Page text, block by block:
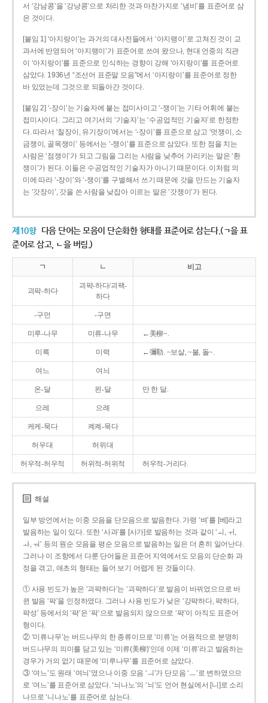
서 ‘강남콩’을 ‘강낭콩’으로 처리한 것과 마찬가지로 ‘냄비’를 표준어로 삼
은 것이다.
[붙임 1] ‘아지랑이’는 과거의 대사전들에서 ‘아지랭이’로 고쳐진 것이 교
과서에 반영되어 ‘아지랭이’가 표준어로 쓰여 왔으나, 현대 언중의 직관
이 ‘아지랑이’를 표준으로 인식하는 경향이 강해 ‘아지랑이’를 표준어로
삼았다. 1936년 “조선어 표준말 모음”에서 ‘아지랑이’를 표준어로 정한
바 있었는데 그것으로 되돌아간 것이다.
[붙임 2] ‘-장이’는 기술자에 붙는 접미사이고 ‘-쟁이’는 기타 어휘에 붙는
접미사이다. 그리고 여기서의 ‘기술자’는 ‘수공업적인 기술자’로 한정한
다. 따라서 ‘칠장이, 유기장이’에서는 ‘-장이’를 표준으로 삼고 ‘멋쟁이, 소
금쟁이, 골목쟁이’ 등에서는 ‘-쟁이’를 표준으로 삼았다. 또한 점을 치는
사람은 ‘점쟁이’가 되고 그림을 그리는 사람을 낮추어 가리키는 말은 ‘환
쟁이’가 된다. 이들은 수공업적인 기술자가 아니기 때문이다. 이처럼 의
미에 따라 ‘-장이’와 ‘-쟁이’를 구별해서 쓰기 때문에 갓을 만드는 기술자
는 ‘갓장이’, 갓을 쓴 사람을 낮잡아 이르는 말은 ‘갓쟁이’가 된다.
제10항 다음 단어는 모음이 단순화한 형태를 표준어로 삼는다.(ㄱ을 표
준어로 삼고, ㄴ을 버림.)
ㄱ ㄴ 비고
괴팍-하다
괴퍅-하다/괴팩-
하다
-구먼 -구면
미루-나무 미류-나무 ←美柳~.
미륵 미력 ←彌勒. ~보살, ~불, 돌~.
여느 여늬
온-달 왼-달 만 한 달.
으레 으례
케케-묵다 켸켸-묵다
허우대 허위대
허우적-허우적 허위적-허위적 허우적-거리다.
해설
일부 방언에서는 이중 모음을 단모음으로 발음한다. 가령 ‘벼’를 [베]라고
발음하는 일이 있다. 또한 ‘사과’를 [사가]로 발음하는 것과 같이 ‘ㅚ, ㅟ,
ㅘ, ㅝ’ 등의 원순 모음을 평순 모음으로 발음하는 일은 더 흔히 일어난다.
그러나 이 조항에서 다룬 단어들은 표준어 지역에서도 모음의 단순화 과
정을 겪고, 애초의 형태는 들어 보기 어렵게 된 것들이다.
① 사용 빈도가 높은 ‘괴퍅하다’는 ‘괴팍하다’로 발음이 바뀌었으므로 바
뀐 발음 ‘팍’을 인정하였다. 그러나 사용 빈도가 낮은 ‘강퍅하다, 퍅하다,
퍅성’ 등에서의 ‘퍅’은 ‘팍’으로 발음되지 않으므로 ‘퍅’이 아직도 표준어
형이다.
② ‘미류나무’는 버드나무의 한 종류이므로 ‘미류’는 어원적으로 분명히
버드나무의 의미를 담고 있는 ‘미류(美柳)’인데 이제 ‘미류’라고 발음하는
경우가 거의 없기 때문에 ‘미루나무’를 표준어로 삼았다.
③ ‘여느’도 원래 ‘여늬’였으나 이중 모음 ‘ㅢ’가 단모음 ‘ㅡ’로 변하였으므
로 ‘여느’를 표준어로 삼았다. ‘늬나노’의 ‘늬’도 언어 현실에서 [니]로 소리
나므로 ‘니나노’를 표준어로 삼는다.